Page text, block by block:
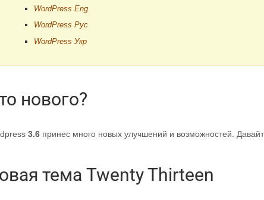
WordPress Eng
WordPress Рус
WordPress Укр
нового?
3.6 принес много новых улучшений и возможностей.
тема Twenty Thirteen